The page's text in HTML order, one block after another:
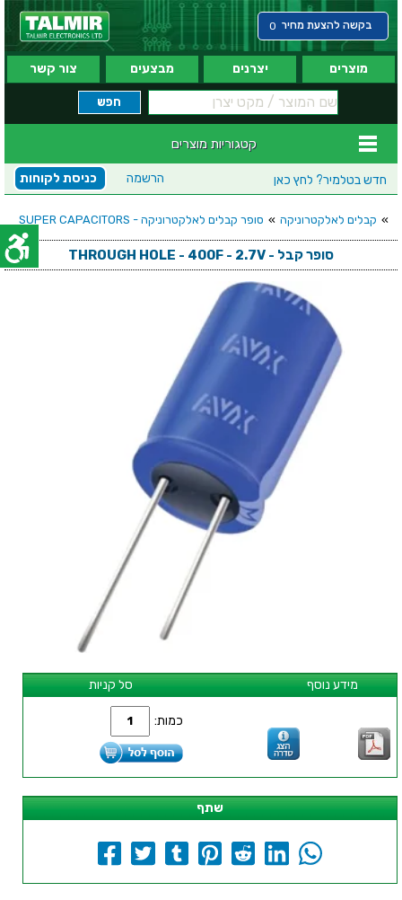
בקשה להצעת מחיר 0
מוצרים יצרנים מבצעים צור קשר
קטגוריות מוצרים
חדש בטלמיר? לחץ כאן כניסת לקוחות הרשמה
» קבלים לאלקטרוניקה » סופר קבלים לאלקטרוניקה - SUPER CAPACITORS
סופר קבל - THROUGH HOLE - 400F - 2.7V
סל קניות מידע נוסף
כמות:
שתף